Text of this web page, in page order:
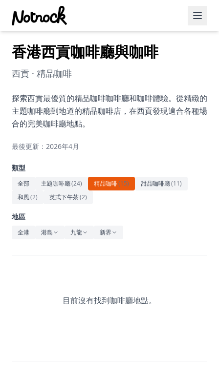
精選活動
博客文章
約會好去處
美食佳餚
藝術文化
休閒
香港西貢咖啡廳與咖啡
西貢 · 精品咖啡
探索西貢最優質的精品咖啡咖啡廳和咖啡體驗。從精緻的
主題咖啡廳到地道的精品咖啡店，在西貢發現適合各種場
合的完美咖啡廳地點。
最後更新：2026年4月
類型
全部 主題咖啡廳(24) 精品咖啡(15) 甜品咖啡廳(11)
和風(2) 英式下午茶(2)
地區
全港 港島 九龍 新界
目前沒有找到咖啡廳地點。